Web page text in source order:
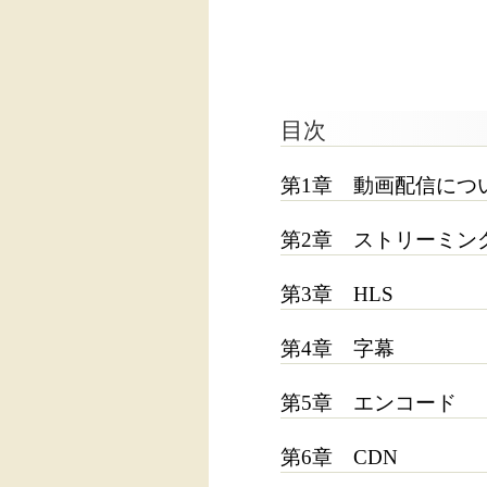
目次
第1章 動画配信につ
第2章 ストリーミン
第3章 HLS
第4章 字幕
第5章 エンコード
第6章 CDN